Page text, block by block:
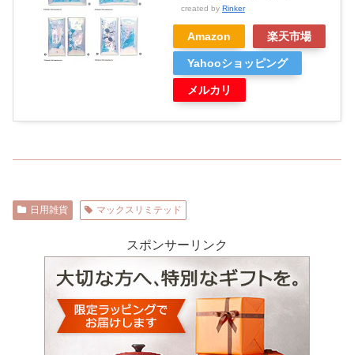
created by Rinker
Amazon 楽天市場
Yahooショッピング
メルカリ
日用雑貨 マックスリミテッド
スポンサーリンク